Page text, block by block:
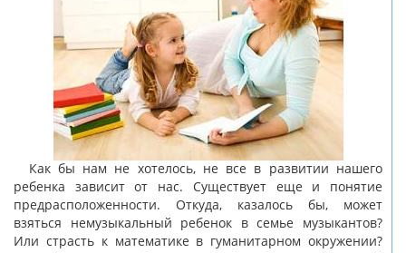
Как бы нам не хотелось, не все в развитии нашего
ребенка зависит от нас. Существует еще и понятие
предрасположенности. Откуда, казалось бы, может
взяться немузыкальный ребенок в cемье музыкантов?
Или страсть к математике в гуманитарном окружении?